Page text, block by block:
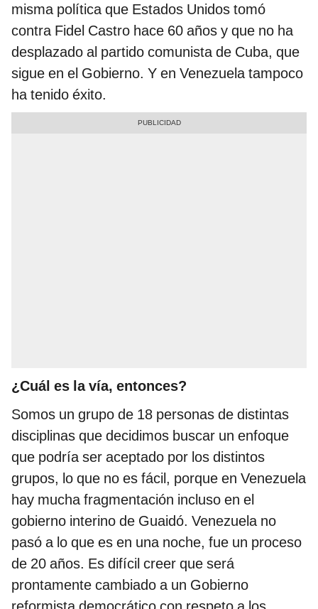
misma política que Estados Unidos tomó
contra Fidel Castro hace 60 años y que no ha
desplazado al partido comunista de Cuba, que
sigue en el Gobierno. Y en Venezuela tampoco
ha tenido éxito.
¿Cuál es la vía, entonces?
Somos un grupo de 18 personas de distintas
disciplinas que decidimos buscar un enfoque
que podría ser aceptado por los distintos
grupos, lo que no es fácil, porque en Venezuela
hay mucha fragmentación incluso en el
gobierno interino de Guaidó. Venezuela no
pasó a lo que es en una noche, fue un proceso
de 20 años. Es difícil creer que será
prontamente cambiado a un Gobierno